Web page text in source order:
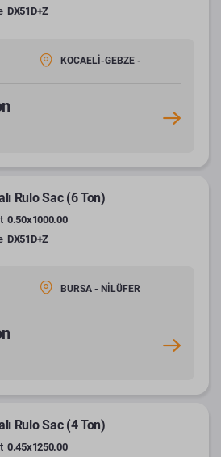
DX51D+Z
KOCAELİ-GEBZE -
Rulo Sac (6 Ton)
0.50x1000.00
DX51D+Z
BURSA - NİLÜFER
Rulo Sac (4 Ton)
0.45x1250.00